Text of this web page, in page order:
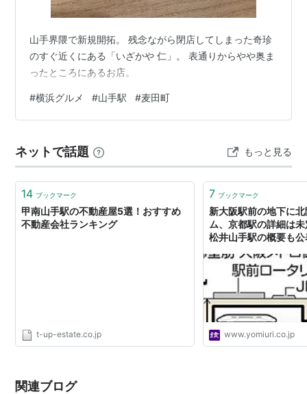
路線案内 JR東日本＜＜
京浜東北線・根岸線
大船駅…磯子駅 − 根岸駅
↑上段続き
…鶴見駅… 川崎駅…
駅…赤羽駅…南浦和駅…浦和駅…大宮駅
田駅 橋本駅 八王子駅
○リスト ：駅キーワード
○リスト：駅つきキーワード
山手界隈で新規開拓。 残念ながら閉店してしまった奇珍
のすぐ近くにある「いざかや 仁」。 表通りからやや奥ま
ったところにあるお店。
#横浜グルメ #山手駅 #麦田町
ネットで話題 もっと見る
14 ブックマーク
甲南山手駅の不動産屋5選！おすすめ
不動産会社ランキング
t-up-estate.co.jp
7 ブックマーク
新大阪駅前の地下に
ム、京都駅の詳細は
松井山手駅の概要も
www.yomiuri.co.jp
関連ブログ